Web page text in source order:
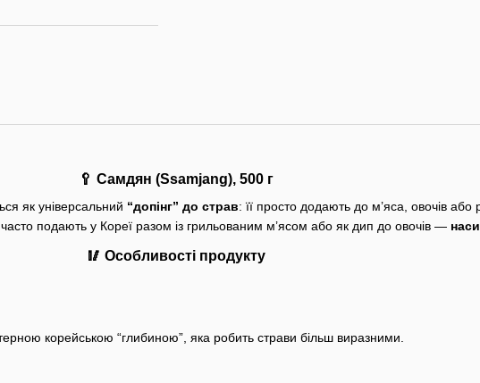
🥄 Самдян (Ssamjang), 500 г
як універсальний “допінг” до страв: її просто додають до м’яса, овочів
подають у Кореї разом із грильованим м’ясом або як дип до овочів —
🥢 Особливості продукту
корейською “глибиною”, яка робить страви більш виразними.